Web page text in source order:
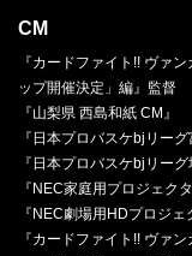
CM
『カードファイト!! ヴァ
ップ開催決定」編』監督
『山梨県 西島和紙 CM』
『日本プロバスケbjリー
『日本プロバスケbjリー
『NEC家庭用プロジェ
『NEC劇場用HDプロジ
『カードファイト!! ヴァ